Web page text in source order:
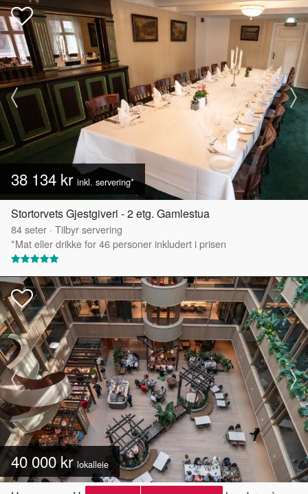
38 134 kr inkl. servering*
Stortorvets Gjestgiveri - 2 etg. Gamlestua
84seter · Tilbyr servering
*Mat eller drikke for 46 personer inkludert i prisen
40 000 kr lokalleie